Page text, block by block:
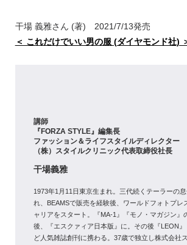
干場 義雅さん (著) 2021/7/13発売
＜ これだけでいい男の服 (ダイヤモンド社)
講師
『FORZA STYLE』編集長
ファッション＆ライフスタイルディレクター
（株）スタイルクリニック代表取締役社長
干場義雅
1973年1月11日東京生まれ。三代続くテーラーの
れ、BEAMSで販売を経験後、ワールドフォトプレ
ャリアをスタート。『MA-1』『モノ・マガジン』
後、『エスクァィア日本版』に。その後『LEON
ど人気雑誌創刊に携わる。37歳で独立し株式会社